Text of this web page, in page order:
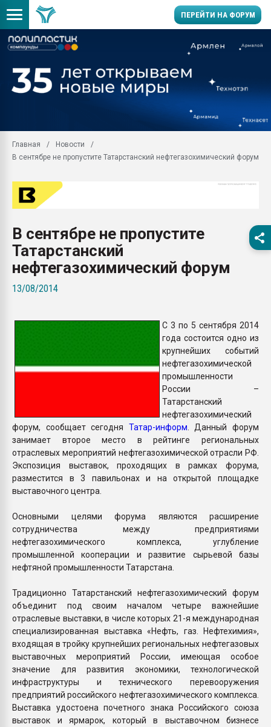
ПЕРЕЙТИ НА ФОРУМ
производство SPC
заводу пластмасс"
пластмасс
28.07.2026
ситуацией на
ПЕРЕЙТИ НА
Главная
Новости
В сентябре не пропустите Татарстанский нефтегазохимический форум
В сентябре не пропустите
Татарстанский
нефтегазохимический форум
13/08/2014
С 3 по 5 сентября 2014
года состоится одно из
крупнейших событий
нефтегазохимической
промышленности
России –
Татарстанский
нефтегазохимический
форум, сообщает сегодня Татар-информ . Данный форум
занимает второе место в рейтинге региональных
отраслевых мероприятий нефтегазохимической отрасли РФ.
Экспозиция выставок, проходящих в рамках форума,
разместится в 3 павильонах и на открытой площадке
выставочного центра.
Основными целями форума являются расширение
сотрудничества между предприятиями
нефтегазохимического комплекса, углубление
промышленной кооперации и развитие сырьевой базы
нефтяной промышленности Татарстана.
Традиционно Татарстанский нефтегазохимический форум
объединит под своим началом четыре важнейшие
отраслевые выставки, в числе которых 21-я международная
специализированная выставка «Нефть, газ. Нефтехимия»,
входящая в тройку крупнейших региональных нефтегазовых
выставочных мероприятий России, имеющая особое
значение для развития экономики, технологической
инфраструктуры и технического перевооружения
предприятий российского нефтегазохимического комплекса.
Выставка удостоена почетного знака Российского союза
выставок и ярмарок, который в выставочном бизнесе